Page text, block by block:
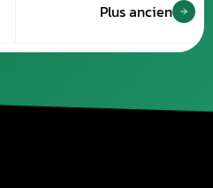
Plus ancien